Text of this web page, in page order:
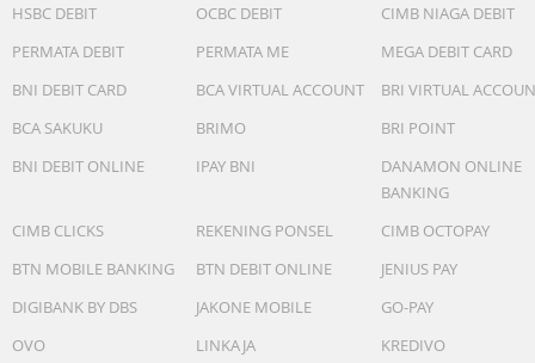
Data Log Kehidupan Tampilan data harian (jumlah
Tampilan data bulanan (jarak lari)
per lari)
Waktu berlalu, jarak, laju, kalori yang terbakar
HSBC DEBIT
OCBC DEBIT
CIMB NIAGA DEBIT
PERMATA DEBIT
PERMATA ME
MEGA DEBIT CARD
BNI DEBIT CARD
BCA VIRTUAL ACCOUNT
BRI VIRTUAL
BCA SAKUKU
BRIMO
BRI POINT
BNI DEBIT ONLINE
IPAY BNI
DANAMON ONLINE
BANKING
CIMB CLICKS
REKENING PONSEL
CIMB OCTOPAY
BTN MOBILE BANKING
BTN DEBIT ONLINE
JENIUS PAY
DIGIBANK BY DBS
JAKONE MOBILE
GO-PAY
OVO
LINKAJA
KREDIVO